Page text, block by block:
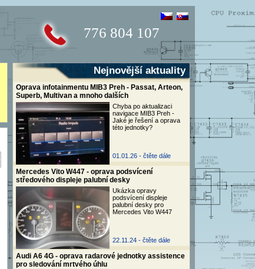
776 804 107
Nejnovější aktuality
Oprava infotainmentu MIB3 Preh - Passat, Arteon,
Superb, Multivan a mnoho dalších
Chyba po aktualizaci
navigace MIB3 Preh -
Jaké je řešení a oprava
této jednotky?
01.01.26 - čtěte dále
Mercedes Vito W447 - oprava podsvícení
středového displeje palubní desky
Ukázka opravy
podsvícení displeje
palubní desky pro
Mercedes Vito W447
22.11.24 - čtěte dále
Audi A6 4G - oprava radarové jednotky assistence
pro sledování mrtvého úhlu